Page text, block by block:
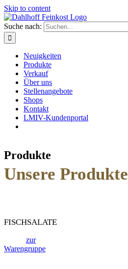
Skip to content
Suche nach:
Neuigkeiten
Produkte
Verkauf
Über uns
Stellenangebote
Shops
Kontakt
LMIV-Kundenportal
Produkte
Unsere Produkte
FISCHSALATE
zur
Warengruppe